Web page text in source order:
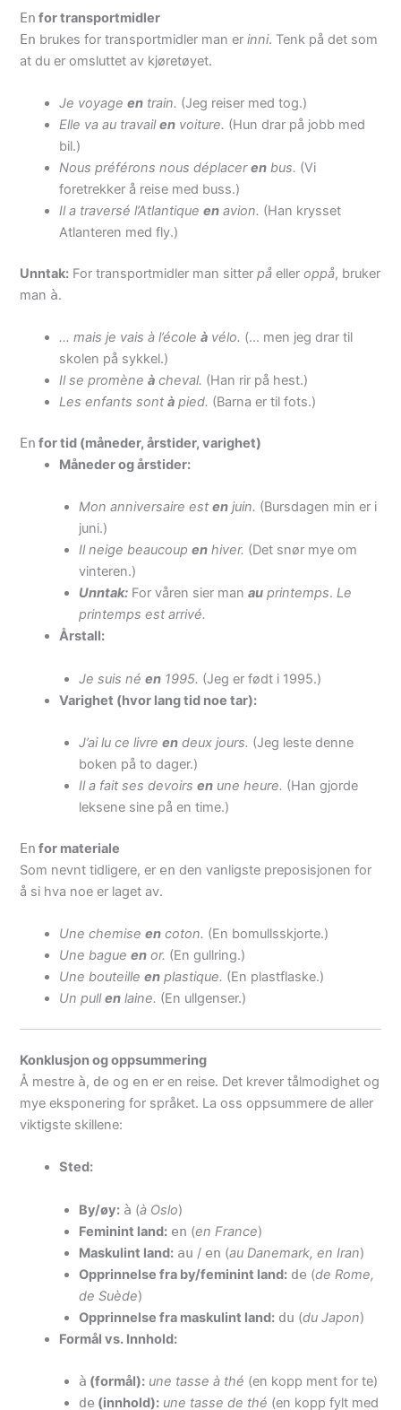
En for transportmidler
En brukes for transportmidler man erinni. Tenk på det som
at du er omsluttet av kjøretøyet.
Je voyageen train. (Jeg reiser med tog.)
Elle va au travailen voiture. (Hun drar på jobb med
bil.)
Nous préférons nous déplaceren bus. (Vi
foretrekker å reise med buss.)
Il a traversé l’Atlantiqueen avion. (Han krysset
Atlanteren med fly.)
Unntak: For transportmidler man sitterpå elleroppå, bruker
man à.
… mais je vais à l’écoleà vélo. (… men jeg drar til
skolen på sykkel.)
Il se promèneà cheval. (Han rir på hest.)
Les enfants sontà pied. (Barna er til fots.)
En for tid (måneder, årstider, varighet)
Måneder og årstider:
Mon anniversaire esten juin. (Bursdagen min er i
juni.)
Il neige beaucoupen hiver. (Det snør mye om
vinteren.)
Unntak: For våren sier manau printemps.Le
printemps est arrivé.
Årstall:
Je suis néen 1995. (Jeg er født i 1995.)
Varighet (hvor lang tid noe tar):
J’ai lu ce livreen deux jours. (Jeg leste denne
boken på to dager.)
Il a fait ses devoirsen une heure. (Han gjorde
leksene sine på en time.)
En for materiale
Som nevnt tidligere, er en den vanligste preposisjonen for
å si hva noe er laget av.
Une chemiseen coton. (En bomullsskjorte.)
Une bagueen or. (En gullring.)
Une bouteilleen plastique. (En plastflaske.)
Un pullen laine. (En ullgenser.)
Konklusjon og oppsummering
Å mestre à, de og en er en reise. Det krever tålmodighet og
mye eksponering for språket. La oss oppsummere de aller
viktigste skillene:
Sted:
By/øy: à (à Oslo)
Feminint land: en (en France)
Maskulint land: au / en (au Danemark, en Iran)
Opprinnelse fra by/feminint land: de (de Rome,
de Suède)
Opprinnelse fra maskulint land: du (du Japon)
Formål vs. Innhold:
à (formål): une tasse à thé (en kopp ment for te)
de (innhold): une tasse de thé (en kopp fylt med